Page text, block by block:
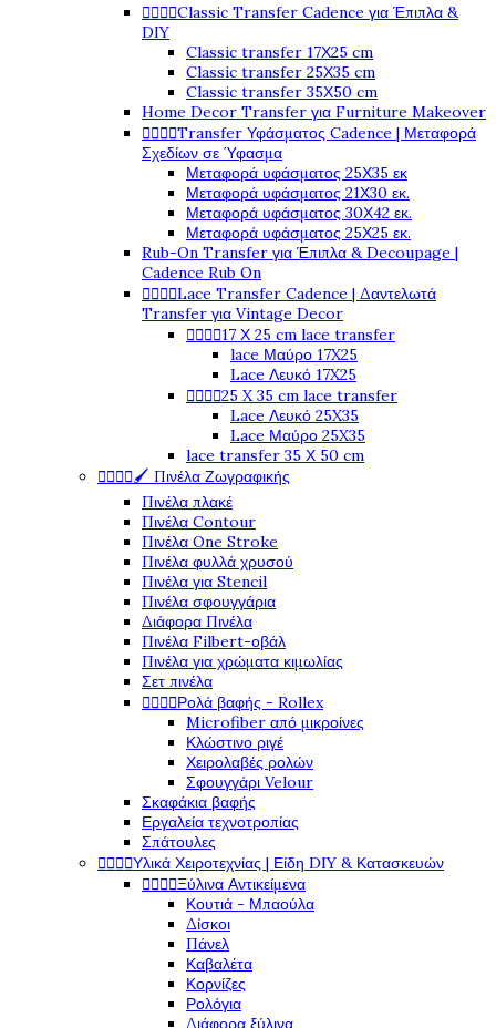
Classic Transfer Cadence για Έπιπλα &
DIY
Classic transfer 17Χ25 cm
Classic transfer 25Χ35 cm
Classic transfer 35Χ50 cm
Home Decor Transfer για Furniture Makeover
Transfer Υφάσματος Cadence | Μεταφορά
Σχεδίων σε Ύφασμα
Μεταφορά υφάσματος 25Χ35 εκ
Μεταφορά υφάσματος 21Χ30 εκ.
Μεταφορά υφάσματος 30Χ42 εκ.
Μεταφορά υφάσματος 25Χ25 εκ.
Rub-On Transfer για Έπιπλα & Decoupage |
Cadence Rub On
Lace Transfer Cadence | Δαντελωτά
Transfer για Vintage Decor
17 Χ 25 cm lace transfer
lace Μαύρο 17X25
Lace Λευκό 17X25
25 X 35 cm lace transfer
Lace Λευκό 25X35
Lace Μαύρο 25X35
lace transfer 35 Χ 50 cm
🖌️ Πινέλα Ζωγραφικής
Πινέλα πλακέ
Πινέλα Contour
Πινέλα One Stroke
Πινέλα φυλλά χρυσού
Πινέλα για Stencil
Πινέλα σφουγγάρια
Διάφορα Πινέλα
Πινέλα Filbert-οβάλ
Πινέλα για χρώματα κιμωλίας
Σετ πινέλα
Ρολά βαφής - Rollex
Microfiber από μικροίνες
Κλώστινο ριγέ
Χειρολαβές ρολών
Σφουγγάρι Velour
Σκαφάκια βαφής
Εργαλεία τεχνοτροπίας
Σπάτουλες
Υλικά Χειροτεχνίας | Είδη DIY & Κατασκευών
Ξύλινα Αντικείμενα
Κουτιά - Μπαούλα
Δίσκοι
Πάνελ
Καβαλέτα
Κορνίζες
Ρολόγια